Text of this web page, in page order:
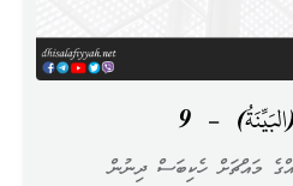
– 9
މައްޗަށް ހެކިބަސް ދިނުން